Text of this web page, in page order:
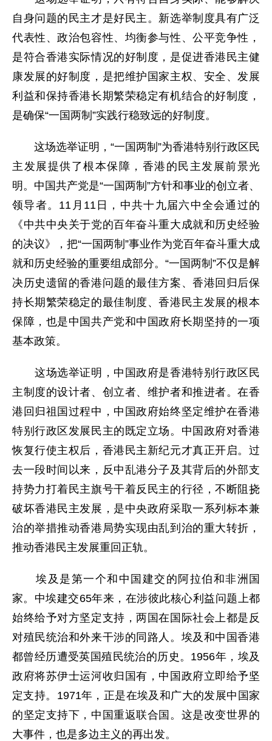
自身问题的民主才是好民主。新选举制度具有广泛
代表性、政治包容性、均衡参与性、公平竞争性，
是符合香港实际情况的好制度，是促进香港民主健
康发展的好制度，是把维护国家主权、安全、发展
利益和保持香港长期繁荣稳定有机结合的好制度，
是确保“一国两制”实践行稳致远的好制度。
这场选举证明，“一国两制”为香港特别行政区民
主发展提供了根本保障，香港的民主发展前景光
明。中国共产党是“一国两制”方针和事业的创立者、
领导者。11月11日，中共十九届六中全会通过的
《中共中央关于党的百年奋斗重大成就和历史经验
的决议》，把“一国两制”事业作为党百年奋斗重大成
就和历史经验的重要组成部分。“一国两制”不仅是解
决历史遗留的香港问题的最佳方案、香港回归后保
持长期繁荣稳定的最佳制度、香港民主发展的根本
保障，也是中国共产党和中国政府长期坚持的一项
基本政策。
这场选举证明，中国政府是香港特别行政区民
主制度的设计者、创立者、维护者和推进者。在香
港回归祖国过程中，中国政府始终坚定维护在香港
特别行政区发展民主的既定立场。中国政府对香港
恢复行使主权后，香港民主新纪元才真正开启。过
去一段时间以来，反中乱港分子及其背后的外部支
持势力打着民主旗号干着反民主的行径，不断阻挠
破坏香港民主发展，是中央政府采取一系列标本兼
治的举措推动香港局势实现由乱到治的重大转折，
推动香港民主发展重回正轨。
埃及是第一个和中国建交的阿拉伯和非洲国
家。中埃建交65年来，在涉彼此核心利益问题上都
始终给予对方坚定支持，两国在国际社会上都是反
对殖民统治和外来干涉的同路人。埃及和中国香港
都曾经历遭受英国殖民统治的历史。1956年，埃及
政府将苏伊士运河收归国有，中国政府立即给予坚
定支持。1971年，正是在埃及和广大的发展中国家
的坚定支持下，中国重返联合国。这是改变世界的
大事件，也是多边主义的再出发。